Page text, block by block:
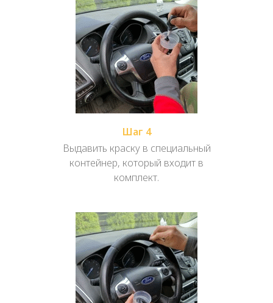
Шаг 4
Выдавить краску в специальный
контейнер, который входит в
комплект.